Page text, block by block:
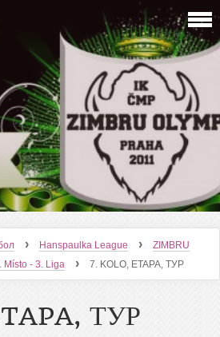
› Hanspaulka League ›
ZIMBRU
Místo - 3. Liga › 7. KOLO, ETAPA, ТУР
ТУР